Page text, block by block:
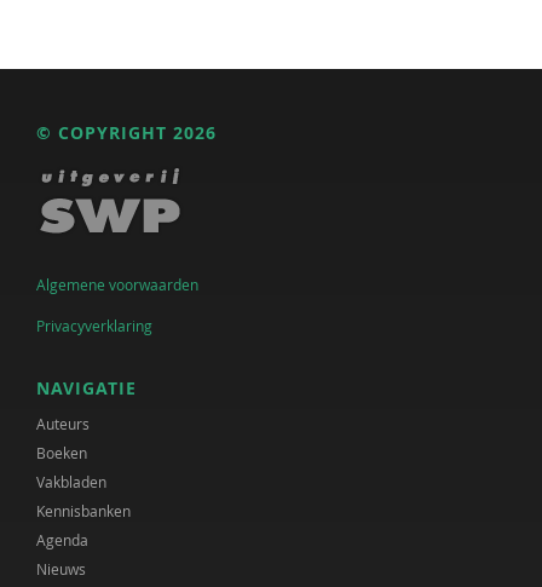
© COPYRIGHT 2026
Algemene voorwaarden
Privacyverklaring
NAVIGATIE
Auteurs
Boeken
Vakbladen
Kennisbanken
Agenda
Nieuws